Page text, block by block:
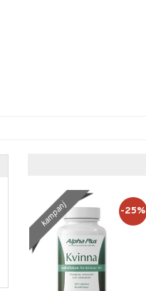
kampanj -25%